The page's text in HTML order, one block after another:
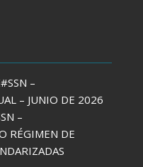
–
– JUNIO DE 2026
–
RÉGIMEN DE